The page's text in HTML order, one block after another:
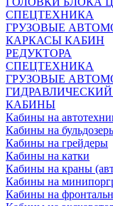
СПЕЦТЕХНИКА
ГРУЗОВЫЕ
КАРКАСЫ КАБИН
РЕДУКТОРА
СПЕЦТЕХНИКА
ГРУЗОВЫЕ
КАБИНЫ
Кабины на
Кабины на
Кабины на грейдеры
Кабины на катки
Кабины на краны
Кабины на
Кабины на